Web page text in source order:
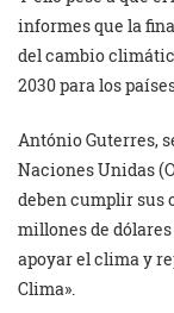
informes que la
del cambio
2030 para los
António Guterres,
Naciones Unidas
deben cumplir sus
millones de
apoyar el clima y
Clima».